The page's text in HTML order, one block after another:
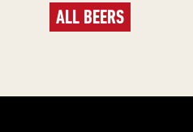
ALL BEERS